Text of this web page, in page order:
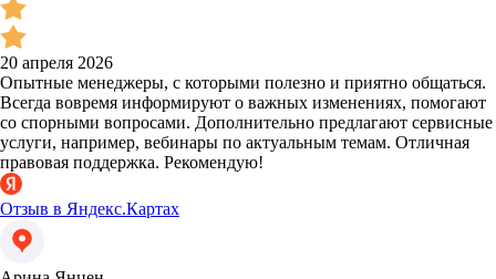
20 апреля 2026
Опытные менеджеры, с которыми полезно и приятно общаться.
Всегда вовремя информируют о важных изменениях, помогают
со спорными вопросами. Дополнительно предлагают сервисные
услуги, например, вебинары по актуальным темам. Отличная
правовая поддержка. Рекомендую!
Отзыв в Яндекс.Картах